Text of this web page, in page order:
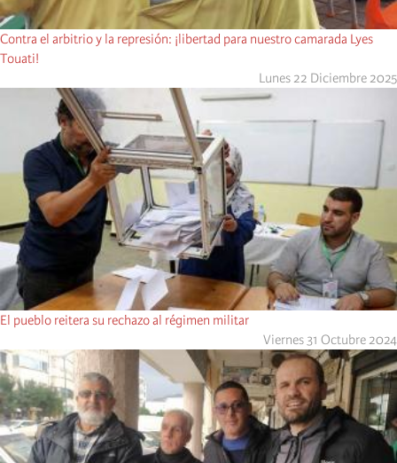
Contra el arbitrio y la represión: ¡libertad para nuestro camarada Lyes
Touati!
Lunes 22 Diciembre 2025
El pueblo reitera su rechazo al régimen militar
Viernes 31 Octubre 2024